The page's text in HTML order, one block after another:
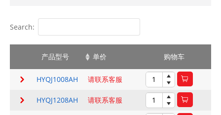
Search:
产品型号 单价 购物车
HYQJ1008AH 请联系客服
HYQJ1208AH 请联系客服